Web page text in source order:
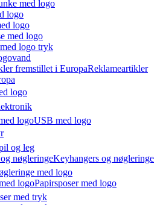
med logo
logo
logo
med logo
logo tryk
Reklameartikler
logo
USB med logo
og leg
Keyhangers og nøgleringe
med logo
Papirsposer med logo
med tryk